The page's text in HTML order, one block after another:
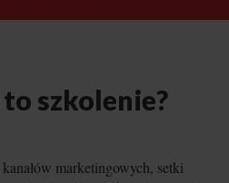
szkolenie?
marketingowych, setki